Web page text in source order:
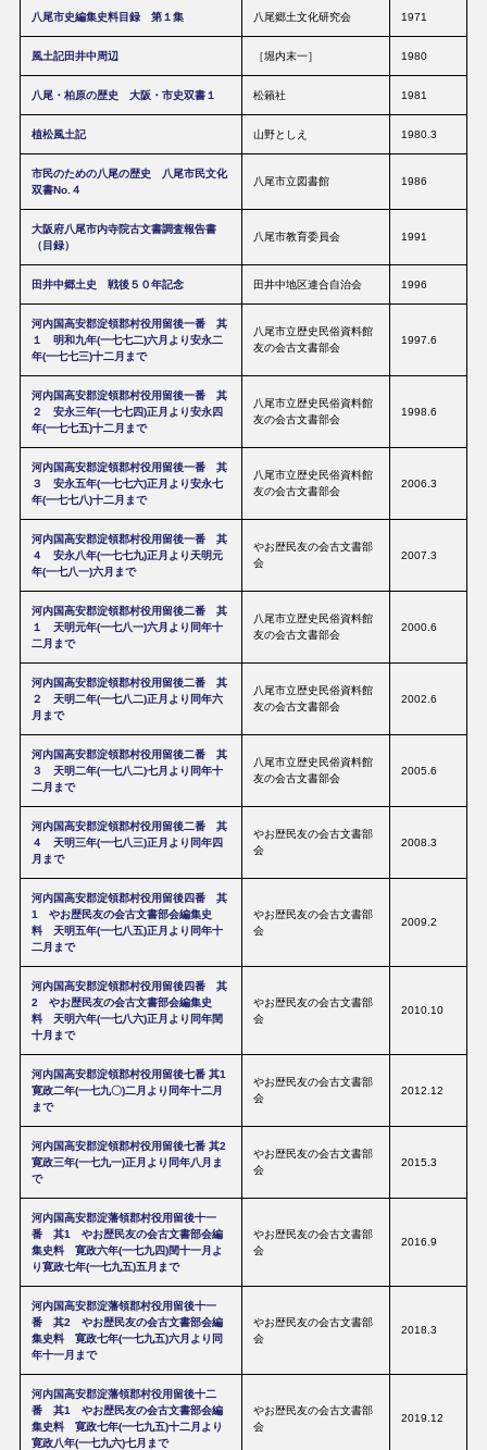
八尾市史編集史料目録 第１集 八尾郷土文化研究会 1971
風土記田井中周辺 ［堀内末一］ 1980
八尾・柏原の歴史 大阪・市史双書１ 松籟社 1981
植松風土記 山野としえ 1980.3
市民のための八尾の歴史 八尾市民文化
双書No.４
八尾市立図書館 1986
大阪府八尾市内寺院古文書調査報告書
（目録）
八尾市教育委員会 1991
田井中郷土史 戦後５０年記念 田井中地区連合自治会 1996
河内国高安郡淀領郡村役用留後一番 其
１ 明和九年(一七七二)六月より安永二
年(一七七三)十二月まで
八尾市立歴史民俗資料館
友の会古文書部会
1997.6
河内国高安郡淀領郡村役用留後一番 其
２ 安永三年(一七七四)正月より安永四
年(一七七五)十二月まで
八尾市立歴史民俗資料館
友の会古文書部会
1998.6
河内国高安郡淀領郡村役用留後一番 其
３ 安永五年(一七七六)正月より安永七
年(一七七八)十二月まで
八尾市立歴史民俗資料館
友の会古文書部会
2006.3
河内国高安郡淀領郡村役用留後一番 其
４ 安永八年(一七七九)正月より天明元
年(一七八一)六月まで
やお歴民友の会古文書部
会
2007.3
河内国高安郡淀領郡村役用留後二番 其
１ 天明元年(一七八一)六月より同年十
二月まで
八尾市立歴史民俗資料館
友の会古文書部会
2000.6
河内国高安郡淀領郡村役用留後二番 其
２ 天明二年(一七八二)正月より同年六
月まで
八尾市立歴史民俗資料館
友の会古文書部会
2002.6
河内国高安郡淀領郡村役用留後二番 其
３ 天明二年(一七八二)七月より同年十
二月まで
八尾市立歴史民俗資料館
友の会古文書部会
2005.6
河内国高安郡淀領郡村役用留後二番 其
４ 天明三年(一七八三)正月より同年四
月まで
やお歴民友の会古文書部
会
2008.3
河内国高安郡淀領郡村役用留後四番 其
1 やお歴民友の会古文書部会編集史
料 天明五年(一七八五)正月より同年十
二月まで
やお歴民友の会古文書部
会
2009.2
河内国高安郡淀領郡村役用留後四番 其
2 やお歴民友の会古文書部会編集史
料 天明六年(一七八六)正月より同年閏
十月まで
やお歴民友の会古文書部
会
2010.10
河内国高安郡淀領郡村役用留後七番 其1
寛政二年(一七九〇)二月より同年十二月
まで
やお歴民友の会古文書部
会
2012.12
河内国高安郡淀領郡村役用留後七番 其2
寛政三年(一七九一)正月より同年八月ま
で
やお歴民友の会古文書部
会
2015.3
河内国高安郡淀藩領郡村役用留後十一
番 其1 やお歴民友の会古文書部会編
集史料 寛政六年(一七九四)閏十一月よ
り寛政七年(一七九五)五月まで
やお歴民友の会古文書部
会
2016.9
河内国高安郡淀藩領郡村役用留後十一
番 其2 やお歴民友の会古文書部会編
集史料 寛政七年(一七九五)六月より同
年十一月まで
やお歴民友の会古文書部
会
2018.3
河内国高安郡淀藩領郡村役用留後十二
番 其1 やお歴民友の会古文書部会編
集史料 寛政七年(一七九五)十二月より
寛政八年(一七九六)七月まで
やお歴民友の会古文書部
会
2019.12